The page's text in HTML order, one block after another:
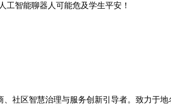
智能聊器人可能危及学生平安！
社区智慧治理与服务创新引导者。致力于